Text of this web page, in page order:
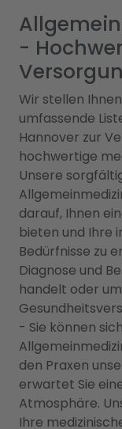
-
Wir stellen
umfassende
Hannover zur
hochwertige
Unsere
darauf, Ihnen
bieten und Ihre
Bedürfnisse zu
Diagnose und
handelt oder
- Sie können
den Praxen
erwartet Sie
Atmosphäre.
Ihre